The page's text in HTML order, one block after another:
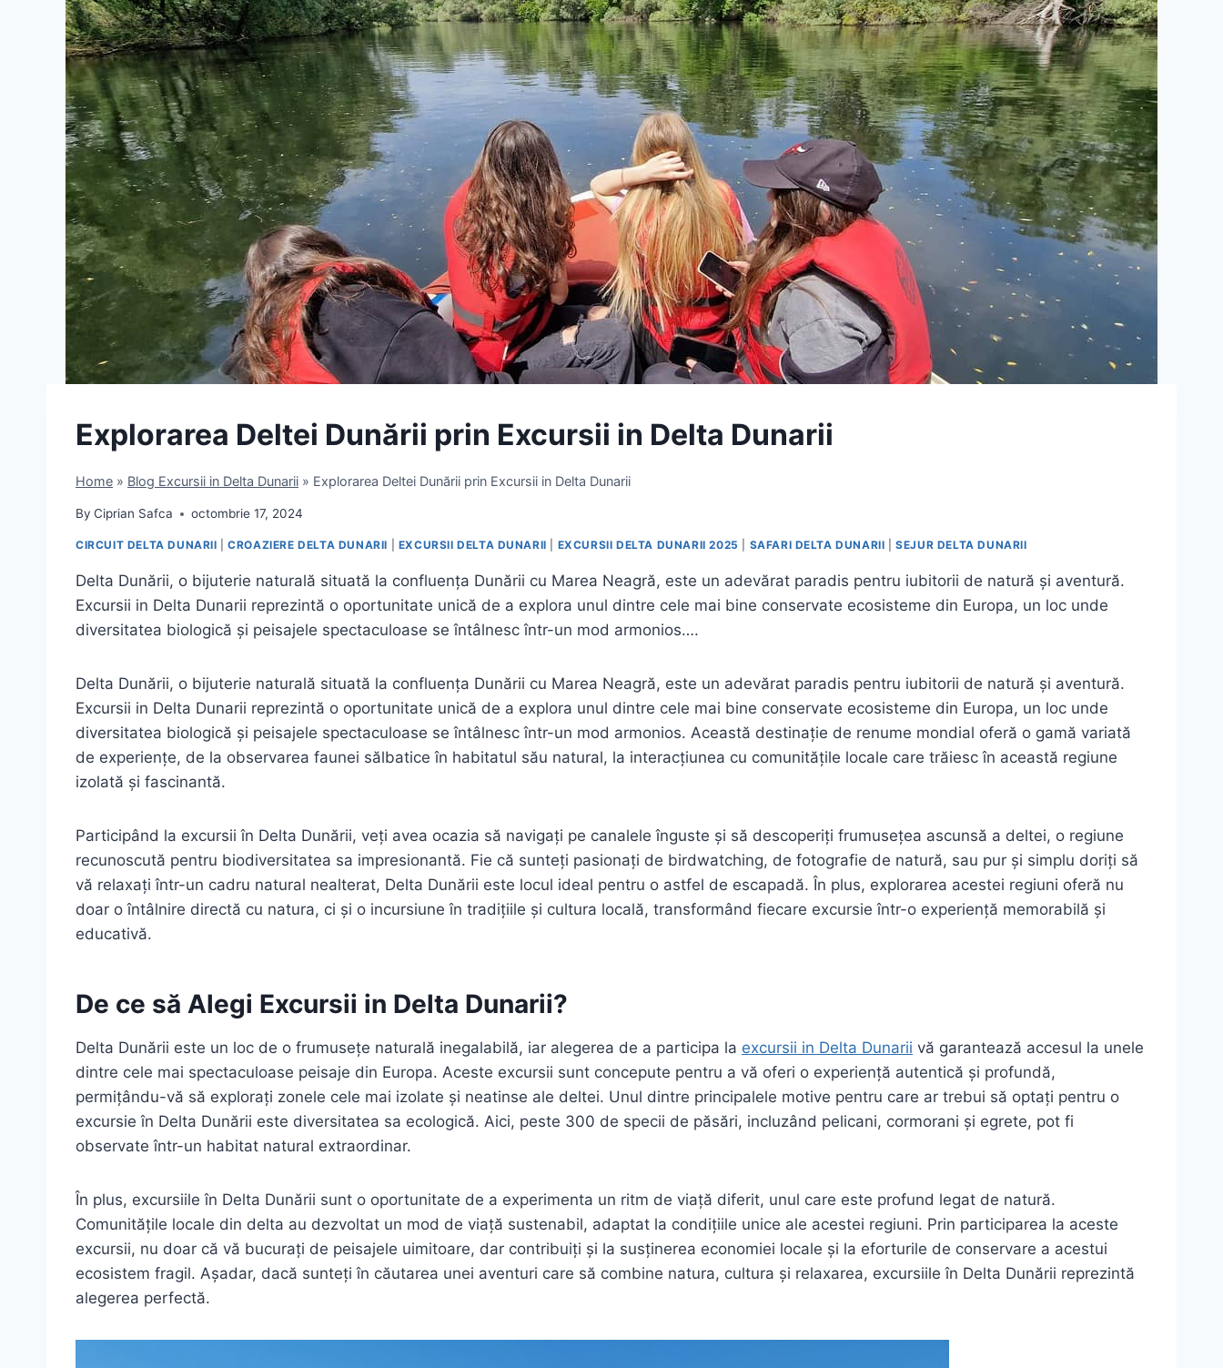
Explorarea Deltei Dunării prin Excursii in Delta Dunarii
Home » Blog Excursii in Delta Dunarii » Explorarea Deltei Dunării prin Excursii in Delta Dunarii
By Ciprian Safca octombrie 17, 2024
CIRCUIT DELTA DUNARII |CROAZIERE DELTA DUNARII EXCURSII DELTA DUNARII EXCURSII DELTA DUNARII 2025 SAFARI DELTA DUNARII |SEJUR DELTA DUNARII
Delta Dunării, o bijuterie naturală situată la confluența Dunării cu Marea Neagră, este un adevărat paradis pentru iubitorii de natură și aventură.
Excursii in Delta Dunarii reprezintă o oportunitate unică de a explora unul dintre cele mai bine conservate ecosisteme din Europa, un loc unde
diversitatea biologică și peisajele spectaculoase se întâlnesc într-un mod armonios….
Delta Dunării, o bijuterie naturală situată la confluența Dunării cu Marea Neagră, este un adevărat paradis pentru iubitorii de natură și aventură.
Excursii in Delta Dunarii reprezintă o oportunitate unică de a explora unul dintre cele mai bine conservate ecosisteme din Europa, un loc unde
diversitatea biologică și peisajele spectaculoase se întâlnesc într-un mod armonios. Această destinație de renume mondial oferă o gamă variată
de experiențe, de la observarea faunei sălbatice în habitatul său natural, la interacțiunea cu comunitățile locale care trăiesc în această regiune
izolată și fascinantă.
Participând la excursii în Delta Dunării, veți avea ocazia să navigați pe canalele înguste și să descoperiți frumusețea ascunsă a deltei, o regiune
recunoscută pentru biodiversitatea sa impresionantă. Fie că sunteți pasionați de birdwatching, de fotografie de natură, sau pur și simplu doriți să
vă relaxați într-un cadru natural nealterat, Delta Dunării este locul ideal pentru o astfel de escapadă. În plus, explorarea acestei regiuni oferă nu
doar o întâlnire directă cu natura, ci și o incursiune în tradițiile și cultura locală, transformând fiecare excursie într-o experiență memorabilă și
educativă.
De ce să Alegi Excursii in Delta Dunarii?
Delta Dunării este un loc de o frumusețe naturală inegalabilă, iar alegerea de a participa la excursii in Delta Dunarii vă garantează accesul la unele
dintre cele mai spectaculoase peisaje din Europa. Aceste excursii sunt concepute pentru a vă oferi o experiență autentică și profundă,
permițându-vă să explorați zonele cele mai izolate și neatinse ale deltei. Unul dintre principalele motive pentru care ar trebui să optați pentru o
excursie în Delta Dunării este diversitatea sa ecologică. Aici, peste 300 de specii de păsări, incluzând pelicani, cormorani și egrete, pot fi
observate într-un habitat natural extraordinar.
În plus, excursiile în Delta Dunării sunt o oportunitate de a experimenta un ritm de viață diferit, unul care este profund legat de natură.
Comunitățile locale din delta au dezvoltat un mod de viață sustenabil, adaptat la condițiile unice ale acestei regiuni. Prin participarea la aceste
excursii, nu doar că vă bucurați de peisajele uimitoare, dar contribuiți și la susținerea economiei locale și la eforturile de conservare a acestui
ecosistem fragil. Așadar, dacă sunteți în căutarea unei aventuri care să combine natura, cultura și relaxarea, excursiile în Delta Dunării reprezintă
alegerea perfectă.